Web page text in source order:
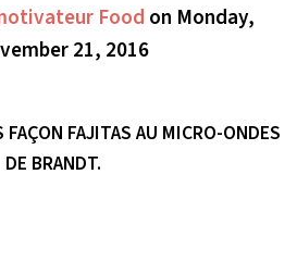
Food on Monday,
21, 2016
FAÇON FAJITAS AU MICRO-ONDES
DE BRANDT.